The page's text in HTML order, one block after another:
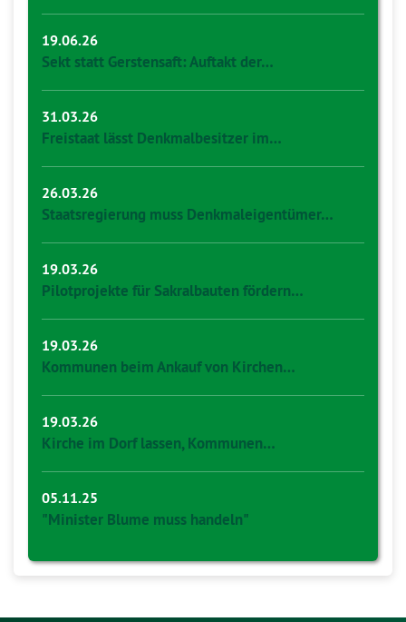
19.06.26
Sekt statt Gerstensaft: Auftakt der…
31.03.26
Freistaat lässt Denkmalbesitzer im…
26.03.26
Staatsregierung muss Denkmaleigentümer…
19.03.26
Pilotprojekte für Sakralbauten fördern…
19.03.26
Kommunen beim Ankauf von Kirchen…
19.03.26
Kirche im Dorf lassen, Kommunen…
05.11.25
"Minister Blume muss handeln"